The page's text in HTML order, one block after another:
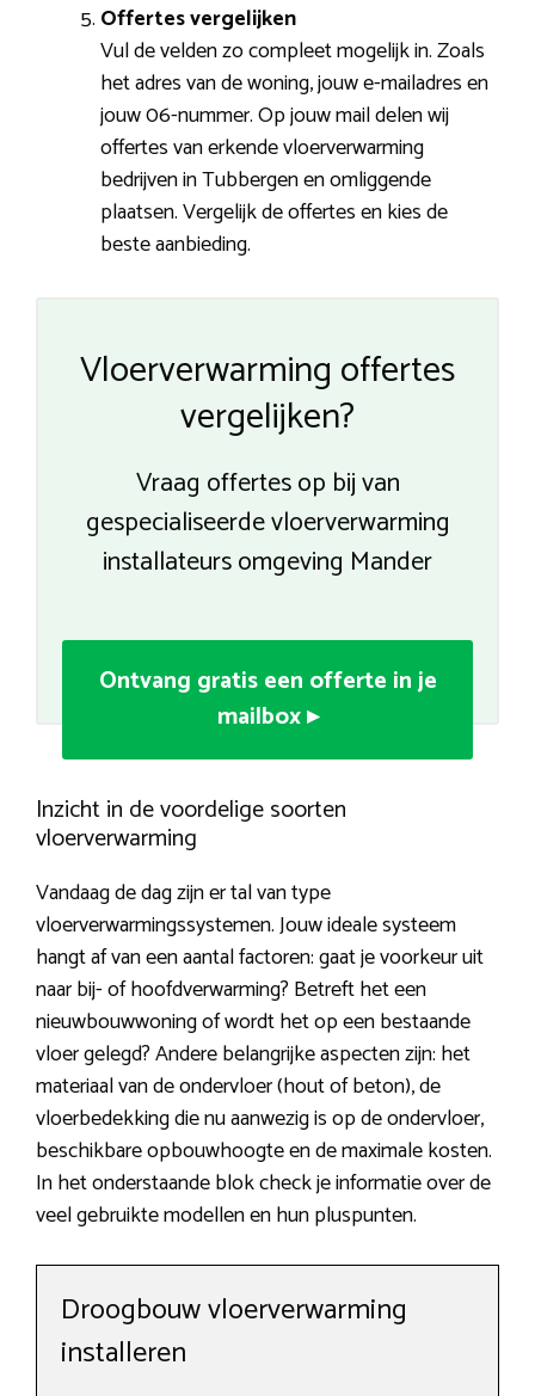
Offertes vergelijken
Vul de velden zo compleet mogelijk in. Zoals
het adres van de woning, jouw e-mailadres en
jouw 06-nummer. Op jouw mail delen wij
offertes van erkende vloerverwarming
bedrijven in Tubbergen en omliggende
plaatsen. Vergelijk de offertes en kies de
beste aanbieding.
Vloerverwarming offertes
vergelijken?
Vraag offertes op bij van
gespecialiseerde vloerverwarming
installateurs omgeving Mander
Ontvang gratis een offerte in je
mailbox ▸
Inzicht in de voordelige soorten
vloerverwarming
Vandaag de dag zijn er tal van type
vloerverwarmingssystemen. Jouw ideale systeem
hangt af van een aantal factoren: gaat je voorkeur uit
naar bij- of hoofdverwarming? Betreft het een
nieuwbouwwoning of wordt het op een bestaande
vloer gelegd? Andere belangrijke aspecten zijn: het
materiaal van de ondervloer (hout of beton), de
vloerbedekking die nu aanwezig is op de ondervloer,
beschikbare opbouwhoogte en de maximale kosten.
In het onderstaande blok check je informatie over de
veel gebruikte modellen en hun pluspunten.
Droogbouw vloerverwarming
installeren